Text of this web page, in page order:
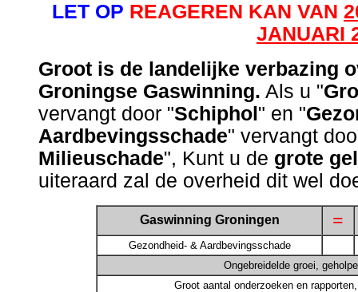
LET OP REAGEREN KAN VAN
JANUARI
Groot is de landelijke verbazing
Groningse Gaswinning. Als u "
vervangt door "Schiphol " en "
Aardbevingsschade" vervangt
Milieuschade", Kunt u de grote
uiteraard zal de overheid dit wel
Gaswinning Groningen =
Gezondheid- & Aardbevingsschade
Ongebreidelde groei,
Groot aantal onderzoeken en